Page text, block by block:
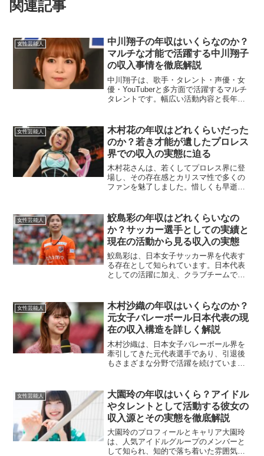
関連記事
女性芸能人
中川翔子の年収はいくらなのか？
マルチな才能で活躍する中川翔子
の収入事情を徹底解説
中川翔子は、歌手・タレント・声優・女
優・YouTuberと多方面で活躍するマルチ
タレントです。幅広い活動内容と長年の
しく分析していきます。テレビ出演・バ
ラエティ活動によ...
女性芸能人
木村花の年収はどれくらいだった
のか？若き才能が遺したプロレス
界での収入の実態に迫る
木村花さんは、若くしてプロレス界に登
場し、その存在感とカリスマ性で多くの
ファンを魅了しました。惜しくも早逝さ
動内容をもとに年収について考察してい
きます。所属団体での試合...
女性芸能人
鮫島彩の年収はどれくらいなの
か？サッカー選手としての実績と
現在の活動から見る収入の実態
鮫島彩は、日本女子サッカー界を代表す
る存在として知られています。日本代表
としての活躍に加え、クラブチームでの
を詳しく解説します。プロサッカー選手
としての契約収入鮫島彩は...
女性芸能人
木村沙織の年収はいくらなのか？
元女子バレーボール日本代表の現
在の収入構造を詳しく解説
木村沙織は、日本女子バレーボール界を
牽引してきた元代表選手であり、引退後
もさまざまな分野で活躍を続けていま
村沙織の推定年収について、各収入源を
もとに分析していきます。現...
女性芸能人
大園玲の年収はいくら？アイドル
やタレントとして活動する彼女の
収入源とその実態を徹底解説
大園玲のプロフィールとキャリア大園玲
は、人気アイドルグループのメンバーと
して知られ、知的で落ち着いた雰囲気と